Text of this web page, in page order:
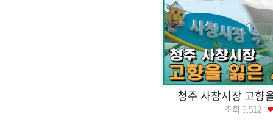
청주 사창시장 고향
조회 6,512